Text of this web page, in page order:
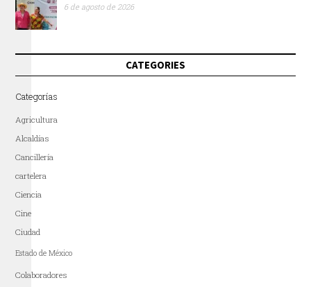
6 de agosto de 2026
CATEGORIES
Categorías
Agricultura
Alcaldías
Cancillería
cartelera
Ciencia
Cine
Ciudad
Estado de México
Colaboradores